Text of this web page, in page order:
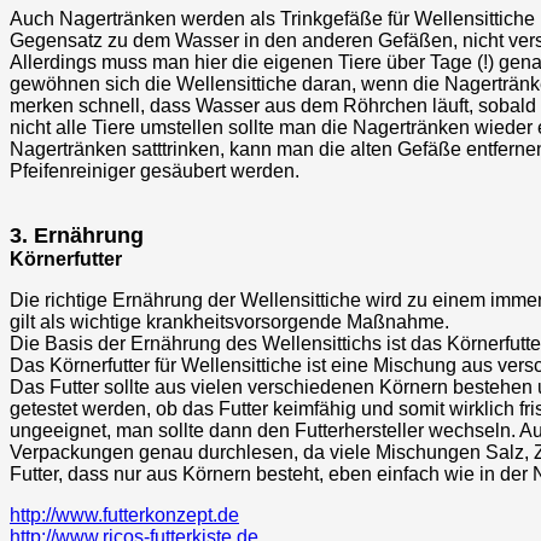
Auch Nagertränken werden als Trinkgefäße für
Gegensatz zu dem Wasser in den anderen Gefäßen, nicht
Allerdings muss man hier die eigenen Tiere über Tage (!)
gewöhnen sich die Wellensittiche daran, wenn die
merken schnell, dass Wasser aus dem Röhrchen läuft,
nicht alle Tiere umstellen sollte man die Nagertränken
Nagertränken satttrinken, kann man die alten Gefäße
Pfeifenreiniger gesäubert werden.
3. Ernährung
Körnerfutter
Die richtige Ernährung der Wellensittiche wird zu einem
gilt als wichtige krankheitsvorsorgende Maßnahme.
Die Basis der Ernährung des Wellensittichs ist das
Das Körnerfutter für Wellensittiche ist eine Mischung aus
Das Futter sollte aus vielen verschiedenen Körnern
getestet werden, ob das Futter keimfähig und somit wirklich
ungeeignet, man sollte dann den Futterhersteller wechseln.
Verpackungen genau durchlesen, da viele Mischungen
Futter, dass nur aus Körnern besteht, eben einfach wie in
http://www.futterkonzept.de
http://www.ricos-futterkiste.de